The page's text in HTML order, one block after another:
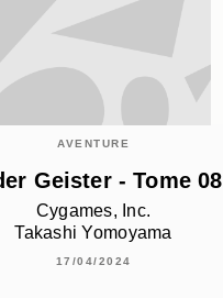
AVENTURE
Geister - Tome 08
Cygames, Inc.
Takashi Yomoyama
17/04/2024